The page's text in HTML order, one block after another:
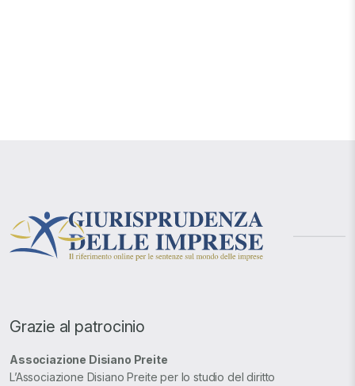
Grazie al patrocinio
Associazione Disiano Preite
L’Associazione Disiano Preite per lo studio del diritto